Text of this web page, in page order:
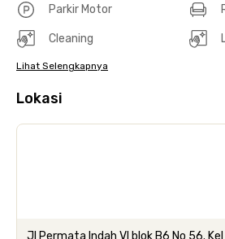
Parkir Motor
Cleaning
Lihat Selengkapnya
Lokasi
Jl Permata Indah VI blok B6 No 56.